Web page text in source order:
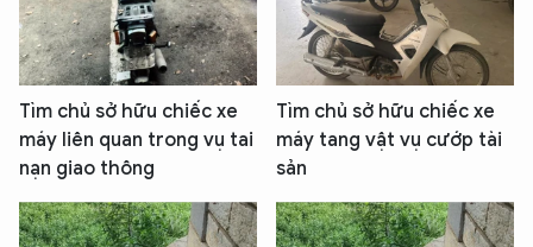
Tìm chủ sở hữu chiếc xe
máy liên quan trong vụ tai
nạn giao thông
Tìm chủ sở hữu chiếc xe
máy tang vật vụ cướp tài
sản